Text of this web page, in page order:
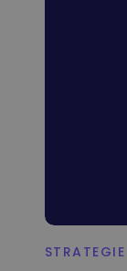
STRATEGIE